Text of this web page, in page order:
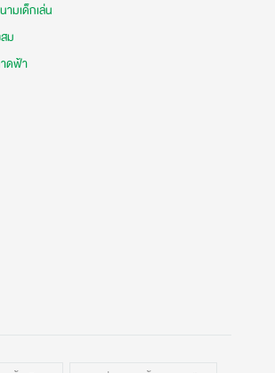
มเด็กเล่น
ม
ดฟ้า